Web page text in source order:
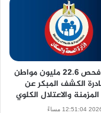
الصحة: فحص 22.6 مليون مواطن
الكشف المبكر عن
والاعتلال الكلوي
مساءً